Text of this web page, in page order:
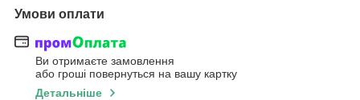
Умови оплати
Ви отримаєте замовлення
або гроші повернуться на вашу картку
Детальніше